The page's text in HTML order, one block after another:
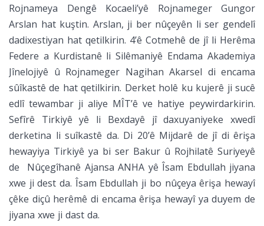
Rojnameya Dengê Kocaeli’yê Rojnameger Gungor
Arslan hat kuştin. Arslan, ji ber nûçeyên li ser gendelî
dadixestiyan hat qetilkirin. 4’ê Cotmehê de jî li Herêma
Federe a Kurdistanê li Silêmaniyê Endama Akademiya
Jînelojiyê û Rojnameger Nagihan Akarsel di encama
sûîkastê de hat qetilkirin. Derket holê ku kujerê ji sucê
edlî tewambar ji aliye MÎT’ê ve hatiye peywirdarkirin.
Sefîrê Tirkiyê yê li Bexdayê jî daxuyaniyeke xwedî
derketina li suîkastê da. Di 20’ê Mijdarê de jî di êrişa
hewayiya Tirkiyê ya bi ser Bakur û Rojhilatê Suriyeyê
de Nûçegîhanê Ajansa ANHA yê Îsam Ebdullah jiyana
xwe ji dest da. Îsam Ebdullah ji bo nûçeya êrişa hewayî
çêke diçû herêmê di encama êrişa hewayî ya duyem de
jiyana xwe ji dast da.